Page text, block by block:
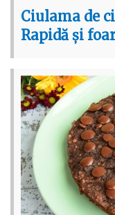
Ciulama de
Rapidă și